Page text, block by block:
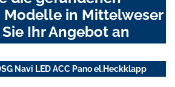
Modelle in Mittelweser
Ihr Angebot an
Navi LED ACC Pano el.Heckklapp